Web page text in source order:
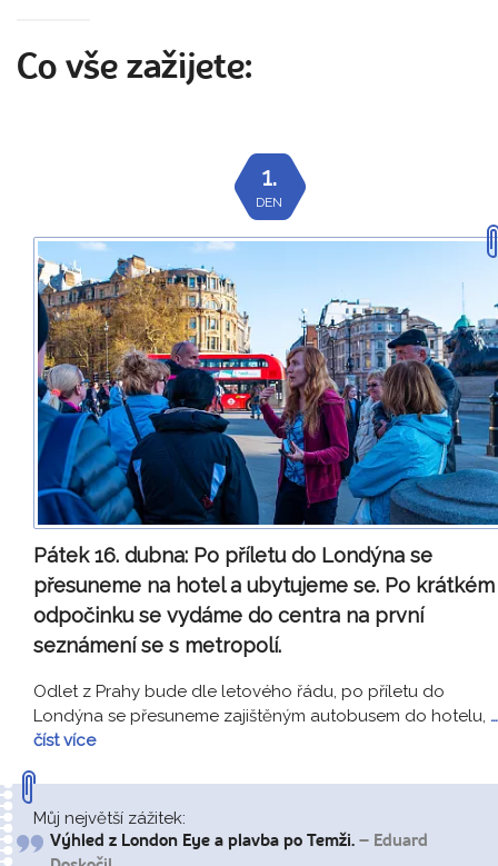
Co vše zažijete:
1.
DEN
Pátek 16. dubna: Po příletu do Londýna se
přesuneme na hotel a ubytujeme se. Po krátkém
odpočinku se vydáme do centra na první
seznámení se s metropolí.
Odlet z Prahy bude dle letového řádu, po příletu do
Londýna se přesuneme zajištěným autobusem do hotelu, …
číst více
Můj největší zážitek:
Výhled z London Eye a plavba po Temži. – Eduard